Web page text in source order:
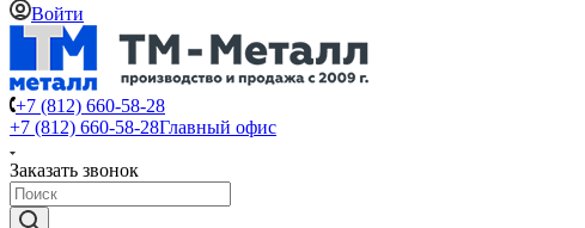
Войти
+7 (812) 660-58-28
+7 (812) 660-58-28Главный офис
Заказать звонок